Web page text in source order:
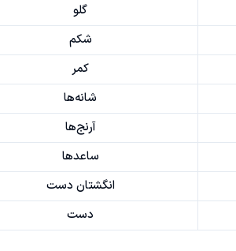
گلو
شکم
کمر
شانه‌ها
آرنج‌ها
ساعدها
انگشتان دست
دست